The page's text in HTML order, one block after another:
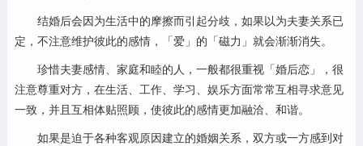
结婚后会因为生活中的摩擦而引起分歧，如果以为夫妻关系已
定，不注意维护彼此的感情，「爱」的「磁力」就会渐渐消失。
珍惜夫妻感情、家庭和睦的人，一般都很重视「婚后恋」，很
注意尊重对方，在生活、工作、学习、娱乐方面常常互相寻求意见
一致，并且互相体贴照顾，使彼此的感情更加融洽、和谐。
如果是迫于各种客观原因建立的婚姻关系，双方或一方感到对